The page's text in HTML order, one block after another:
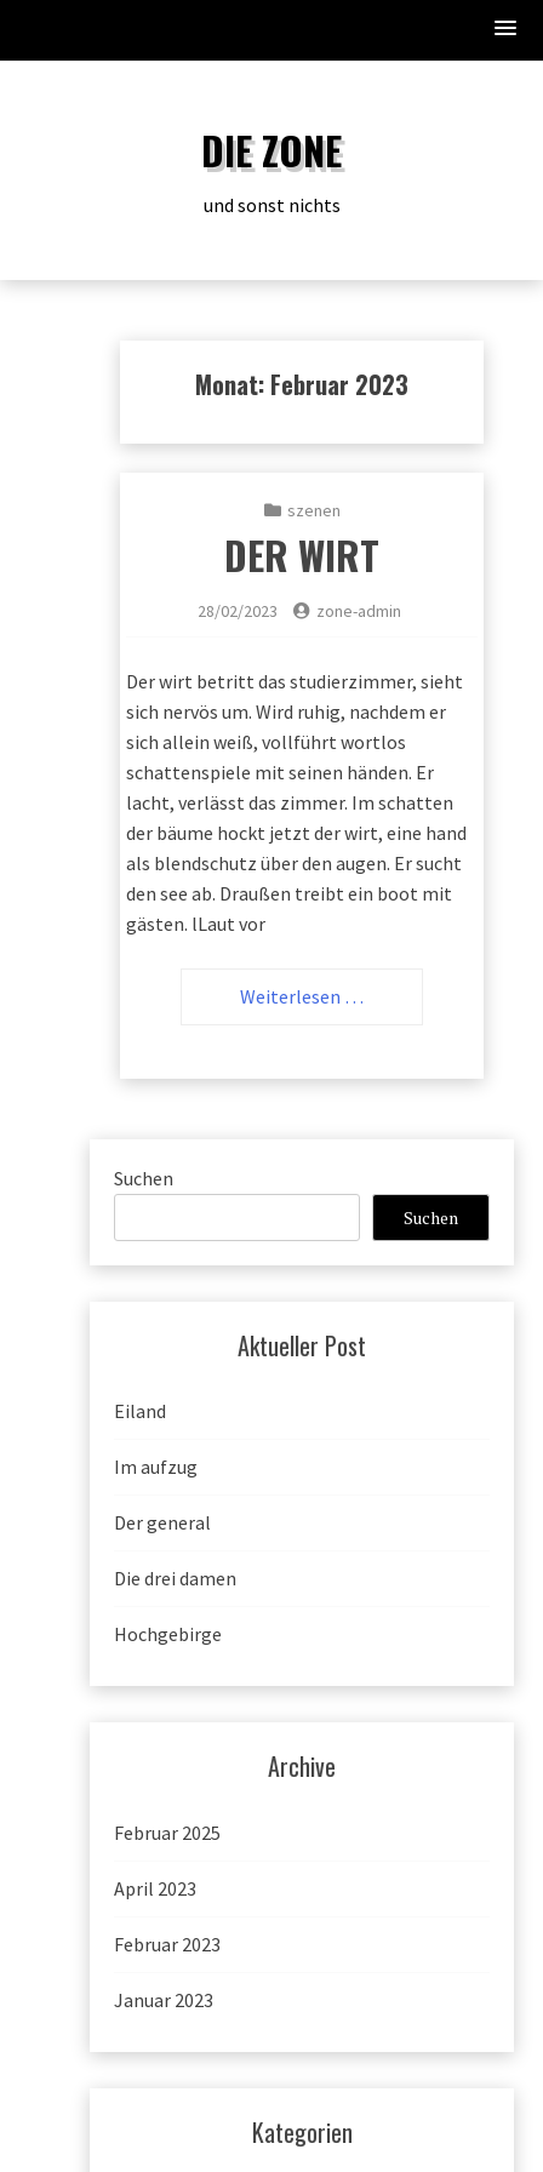
DIE ZONE
und sonst nichts
Monat: Februar 2023
szenen
DER WIRT
28/02/2023 zone-admin
Der wirt betritt das studierzimmer, sieht
sich nervös um. Wird ruhig, nachdem er
sich allein weiß, vollführt wortlos
schattenspiele mit seinen händen. Er
lacht, verlässt das zimmer. Im schatten
der bäume hockt jetzt der wirt, eine hand
als blendschutz über den augen. Er sucht
den see ab. Draußen treibt ein boot mit
gästen. lLaut vor
Weiterlesen …
Suchen
Suchen
Aktueller Post
Eiland
Im aufzug
Der general
Die drei damen
Hochgebirge
Archive
Februar 2025
April 2023
Februar 2023
Januar 2023
Kategorien